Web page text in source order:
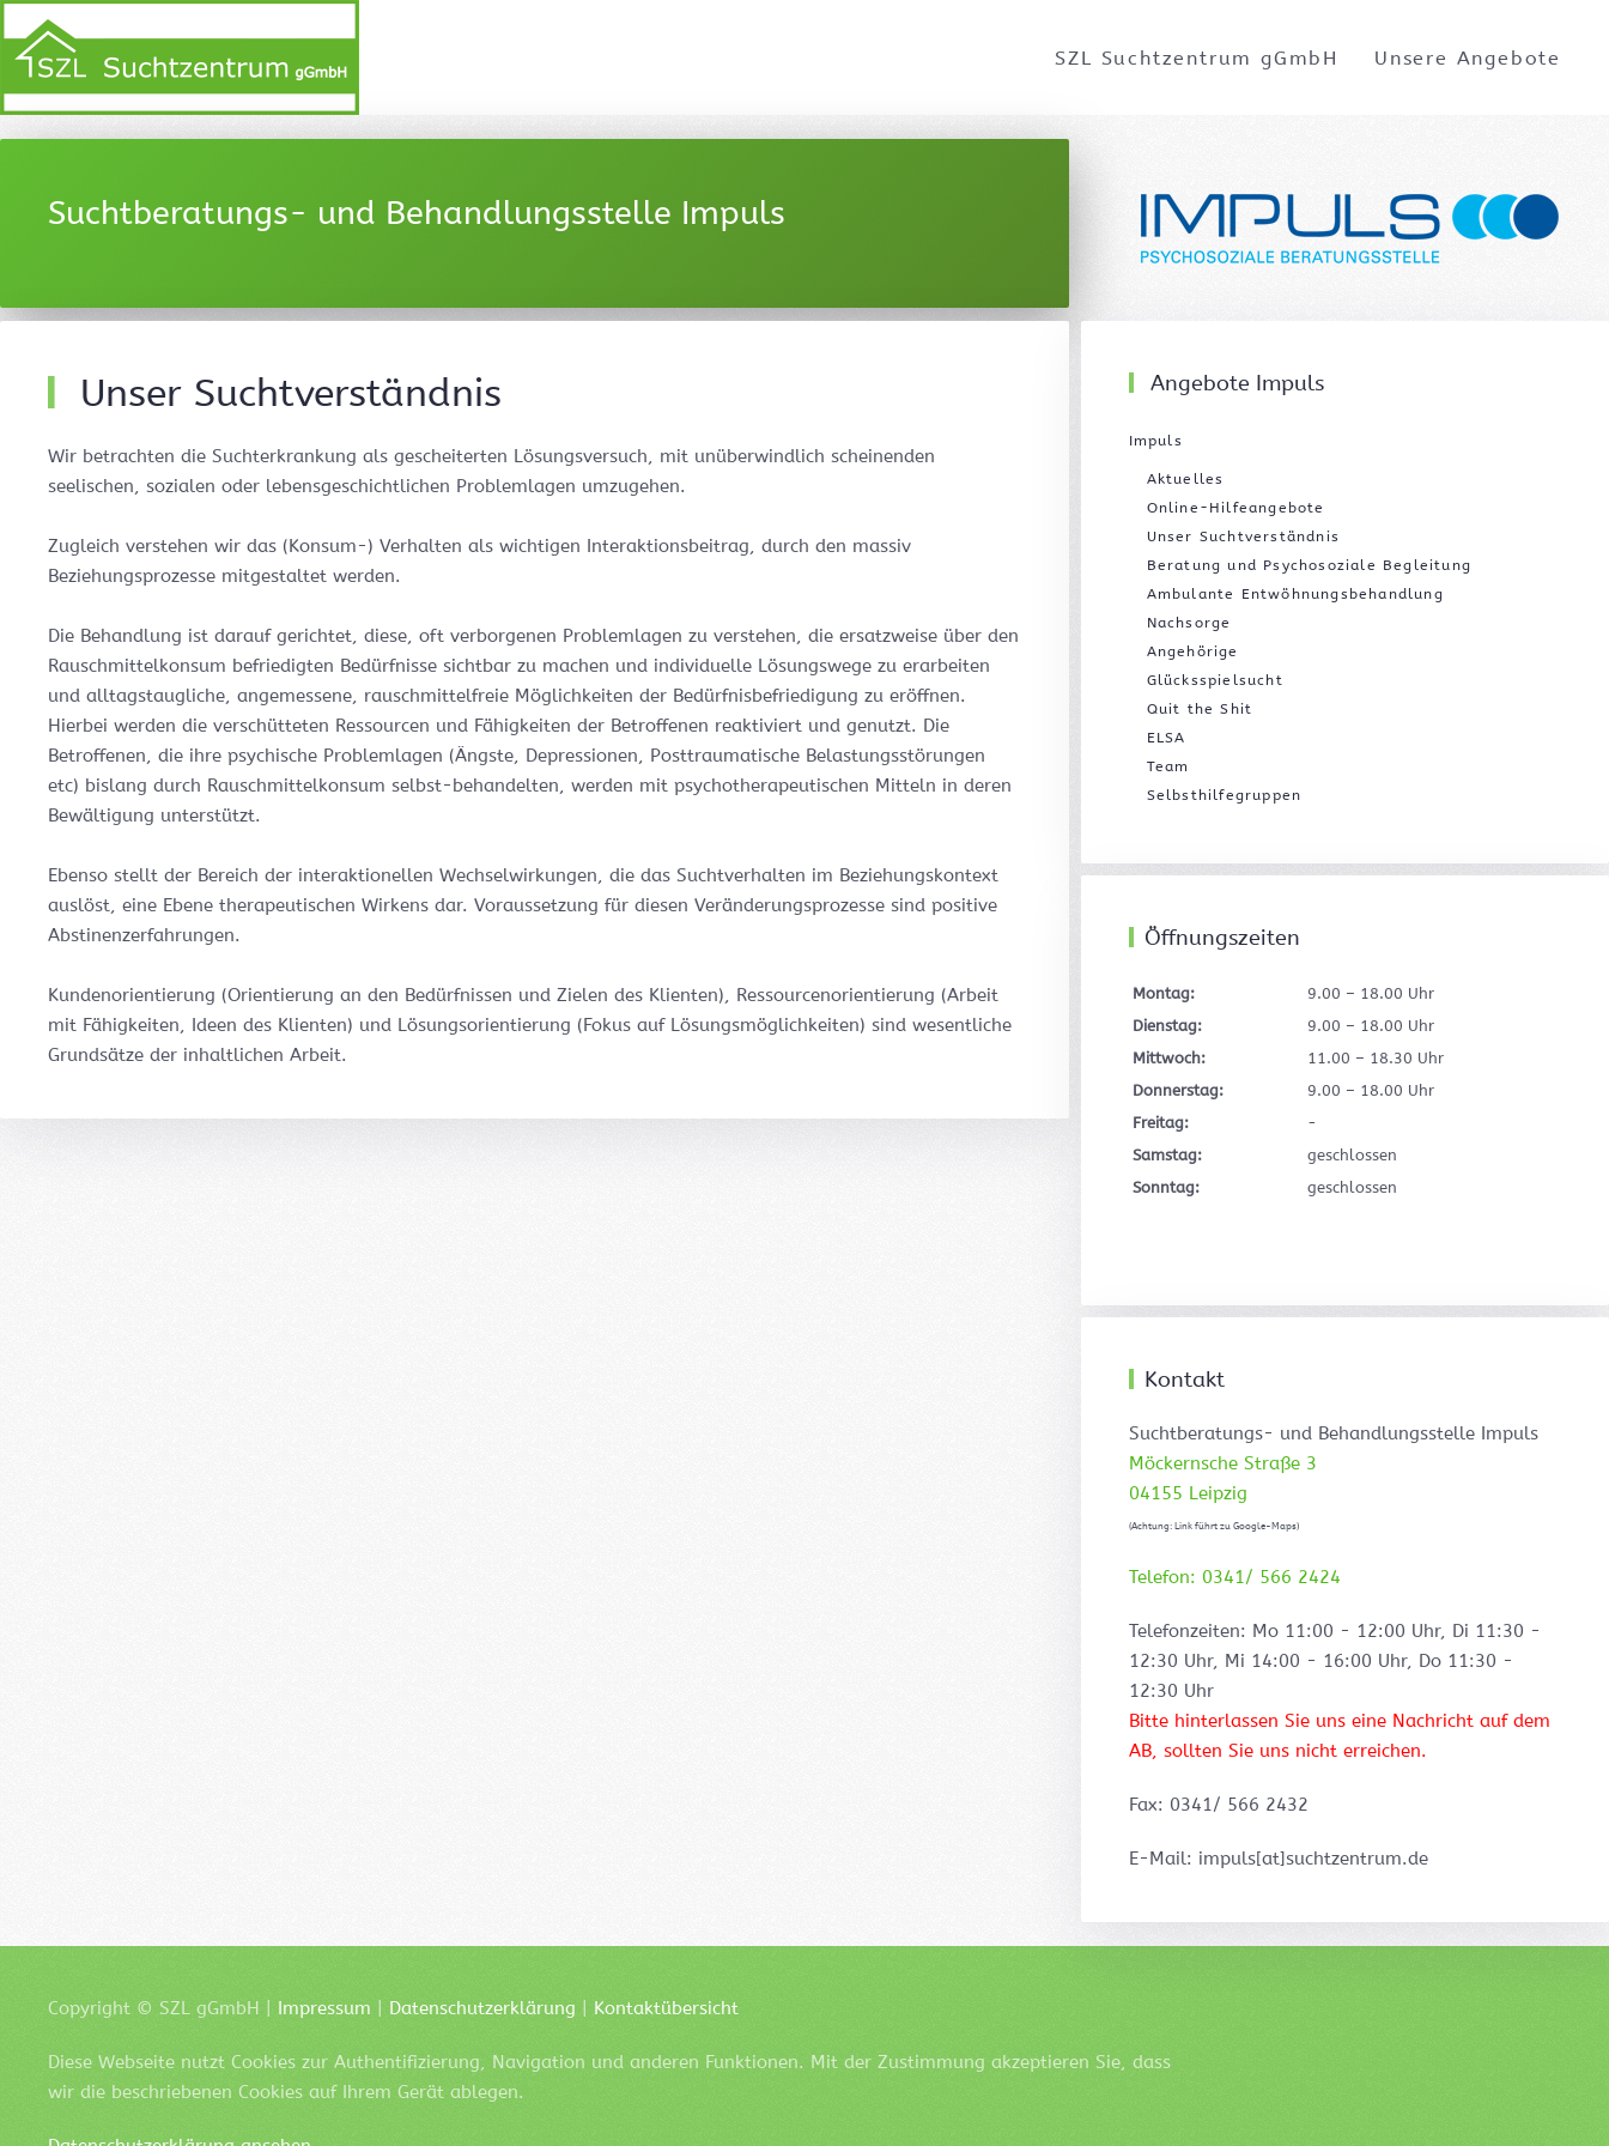
SZL Suchtzentrum gGmbH Unsere Angebote
Suchtberatungs- und Behandlungsstelle Impuls
Unser Suchtverständnis
Wir betrachten die Suchterkrankung als gescheiterten Lösungsversuch, mit unüberwindlich scheinenden
seelischen, sozialen oder lebensgeschichtlichen Problemlagen umzugehen.
Zugleich verstehen wir das (Konsum-) Verhalten als wichtigen Interaktionsbeitrag, durch den massiv
Beziehungsprozesse mitgestaltet werden.
Die Behandlung ist darauf gerichtet, diese, oft verborgenen Problemlagen zu verstehen, die ersatzweise über den
Rauschmittelkonsum befriedigten Bedürfnisse sichtbar zu machen und individuelle Lösungswege zu erarbeiten
und alltagstaugliche, angemessene, rauschmittelfreie Möglichkeiten der Bedürfnisbefriedigung zu eröffnen.
Hierbei werden die verschütteten Ressourcen und Fähigkeiten der Betroffenen reaktiviert und genutzt. Die
Betroffenen, die ihre psychische Problemlagen (Ängste, Depressionen, Posttraumatische Belastungsstörungen
etc) bislang durch Rauschmittelkonsum selbst-behandelten, werden mit psychotherapeutischen Mitteln in deren
Bewältigung unterstützt.
Ebenso stellt der Bereich der interaktionellen Wechselwirkungen, die das Suchtverhalten im Beziehungskontext
auslöst, eine Ebene therapeutischen Wirkens dar. Voraussetzung für diesen Veränderungsprozesse sind positive
Abstinenzerfahrungen.
Kundenorientierung (Orientierung an den Bedürfnissen und Zielen des Klienten), Ressourcenorientierung (Arbeit
mit Fähigkeiten, Ideen des Klienten) und Lösungsorien­tierung (Fokus auf Lösungsmöglichkeiten) sind wesentliche
Grundsätze der inhaltlichen Arbeit.
Angebote Impuls
Impuls
Aktuelles
Online-Hilfeangebote
Unser Suchtverständnis
Beratung und Psychosoziale Begleitung
Ambulante Entwöhnungsbehandlung
Nachsorge
Angehörige
Glücksspielsucht
Quit the Shit
ELSA
Team
Selbsthilfegruppen
Öffnungszeiten
Montag:
9.00 – 18.00 Uhr
Dienstag:
9.00 – 18.00 Uhr
Mittwoch:
11.00 – 18.30 Uhr
Donnerstag:
9.00 – 18.00 Uhr
Freitag:
-
Samstag:
geschlossen
Sonntag:
geschlossen
Kontakt
Suchtberatungs- und Behandlungsstelle Impuls
Möckernsche Straße 3
04155 Leipzig
(Achtung: Link führt zu Google-Maps)
Telefon: 0341/ 566 2424
Telefonzeiten: Mo 11:00 - 12:00 Uhr, Di 11:30 -
12:30 Uhr, Mi 14:00 - 16:00 Uhr, Do 11:30 -
12:30 Uhr
Bitte hinterlassen Sie uns eine Nachricht auf dem
AB, sollten Sie uns nicht erreichen.
Fax: 0341/ 566 2432
E-Mail: impuls[at]suchtzentrum.de
Copyright © SZL gGmbH | Impressum Datenschutzerklärung Kontaktübersicht
Diese Webseite nutzt Cookies zur Authentifizierung, Navigation und anderen Funktionen. Mit der Zustimmung akzeptieren Sie, dass
wir die beschriebenen Cookies auf Ihrem Gerät ablegen.